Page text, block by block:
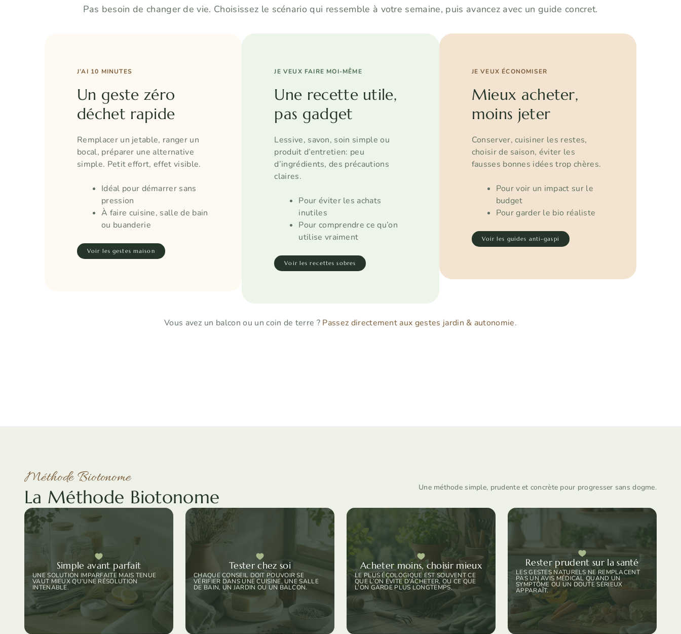
Pas besoin de changer de vie. Choisissez le scénario qui ressemble à votre semaine, puis avancez avec un guide concret.
J’AI 10 MINUTES
Un geste zéro
déchet rapide
Remplacer un jetable, ranger un
bocal, préparer une alternative
simple. Petit effort, effet visible.
Idéal pour démarrer sans
pression
À faire cuisine, salle de bain
ou buanderie
Voir les gestes maison
JE VEUX FAIRE MOI-MÊME
Une recette utile,
pas gadget
Lessive, savon, soin simple ou
produit d’entretien: peu
d’ingrédients, des précautions
claires.
Pour éviter les achats
inutiles
Pour comprendre ce qu’on
utilise vraiment
Voir les recettes sobres
JE VEUX ÉCONOMISER
Mieux acheter,
moins jeter
Conserver, cuisiner les restes,
choisir de saison, éviter les
fausses bonnes idées trop chères.
Pour voir un impact sur le
budget
Pour garder le bio réaliste
Voir les guides anti-gaspi
Vous avez un balcon ou un coin de terre ? Passez directement aux gestes jardin & autonomie.
Méthode Biotonome
La Méthode Biotonome Une méthode simple, prudente et concrète pour progresser sans dogme.
Simple avant parfait
UNE SOLUTION IMPARFAITE MAIS TENUE
VAUT MIEUX QU’UNE RÉSOLUTION
INTENABLE.
Tester chez soi
CHAQUE CONSEIL DOIT POUVOIR SE
VÉRIFIER DANS UNE CUISINE, UNE SALLE
DE BAIN, UN JARDIN OU UN BALCON.
Acheter moins, choisir mieux
LE PLUS ÉCOLOGIQUE EST SOUVENT CE
QUE L’ON ÉVITE D’ACHETER, OU CE QUE
L’ON GARDE PLUS LONGTEMPS.
Rester prudent sur la santé
LES GESTES NATURELS NE REMPLACENT
PAS UN AVIS MÉDICAL QUAND UN
SYMPTÔME OU UN DOUTE SÉRIEUX
APPARAÎT.